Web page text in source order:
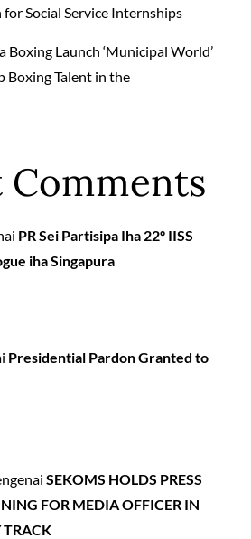
Social Service Internships
Boxing Launch ‘Municipal World’
Boxing Talent in the
Comments
PR Sei Partisipa Iha 22º IISS
iha Singapura
Presidential Pardon Granted to
SEKOMS HOLDS PRESS
FOR MEDIA OFFICER IN
TRACK